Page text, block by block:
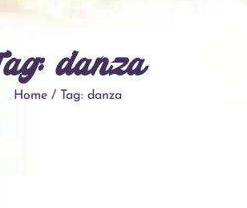
danza
Home / Tag: danza